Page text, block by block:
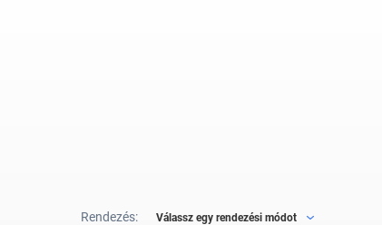
Rendezés: Válassz egy rendezési módot